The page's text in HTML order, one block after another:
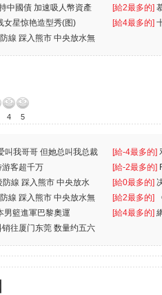
中國債 加速吸人幣資產 [給2最多的]
女星惊艳造型秀(图) [給4最多的]
線 踩入熊市 中央放水無
4 5
叫我哥哥 但她总叫我总裁
[給-4最多的]
离
客超千万 [給-2最多的]
線 踩入熊市 中央放水
[給0最多的]
線 踩入熊市 中央放水無 [給2最多的]
男籃進軍巴黎奧運 [給4最多的]
往厦门东莞 数量约五六